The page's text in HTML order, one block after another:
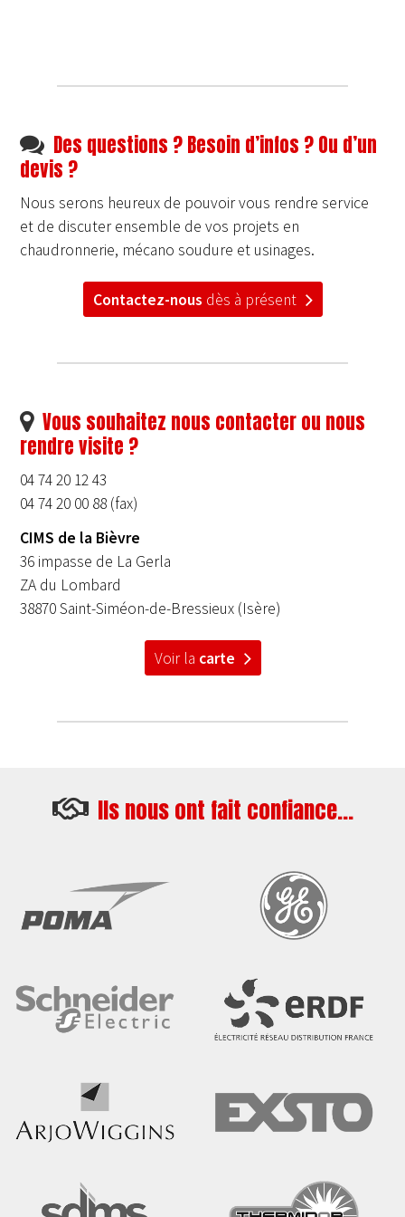
Des questions ? Besoin d’infos ? Ou d’un
devis ?
Nous serons heureux de pouvoir vous rendre service
et de discuter ensemble de vos projets en
chaudronnerie, mécano soudure et usinages.
Contactez-nous dès à présent
Vous souhaitez nous contacter ou nous
rendre visite ?
04 74 20 12 43
04 74 20 00 88 (fax)
CIMS de la Bièvre
36 impasse de La Gerla
ZA du Lombard
38870 Saint-Siméon-de-Bressieux (Isère)
Voir la carte
Ils nous ont fait confiance...